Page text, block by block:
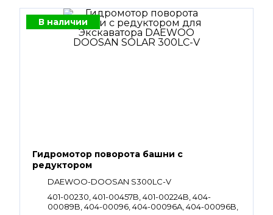
В наличии
Гидромотор поворота башни с
редуктором
DAEWOO-DOOSAN S300LC-V
401-00230, 401-00457B, 401-00224B, 404-
00089B, 404-00096, 404-00096A, 404-00096B,